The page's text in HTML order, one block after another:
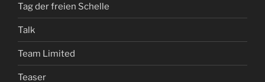
Tag der freien Schelle
Talk
Team Limited
Teaser